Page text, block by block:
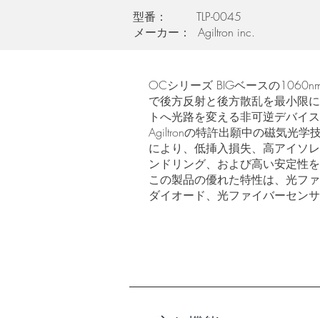
​型番：
TLP-0045
​メーカー：
Agiltron inc.
OCシリーズ BIGベースの
で後方反射と後方散乱を最小限
トへ光路を変える非可逆デバイ
Agiltronの特許出願中の磁気光学
により、低挿入損失、高アイソ
ンドリング、および高い安定性
この製品の優れた特性は、光フ
ダイオード、光ファイバーセン